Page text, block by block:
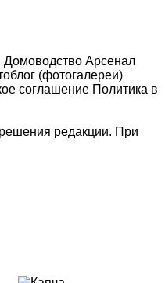
Домоводство Арсенал
(фотогалереи)
соглашение Политика в
редакции. При